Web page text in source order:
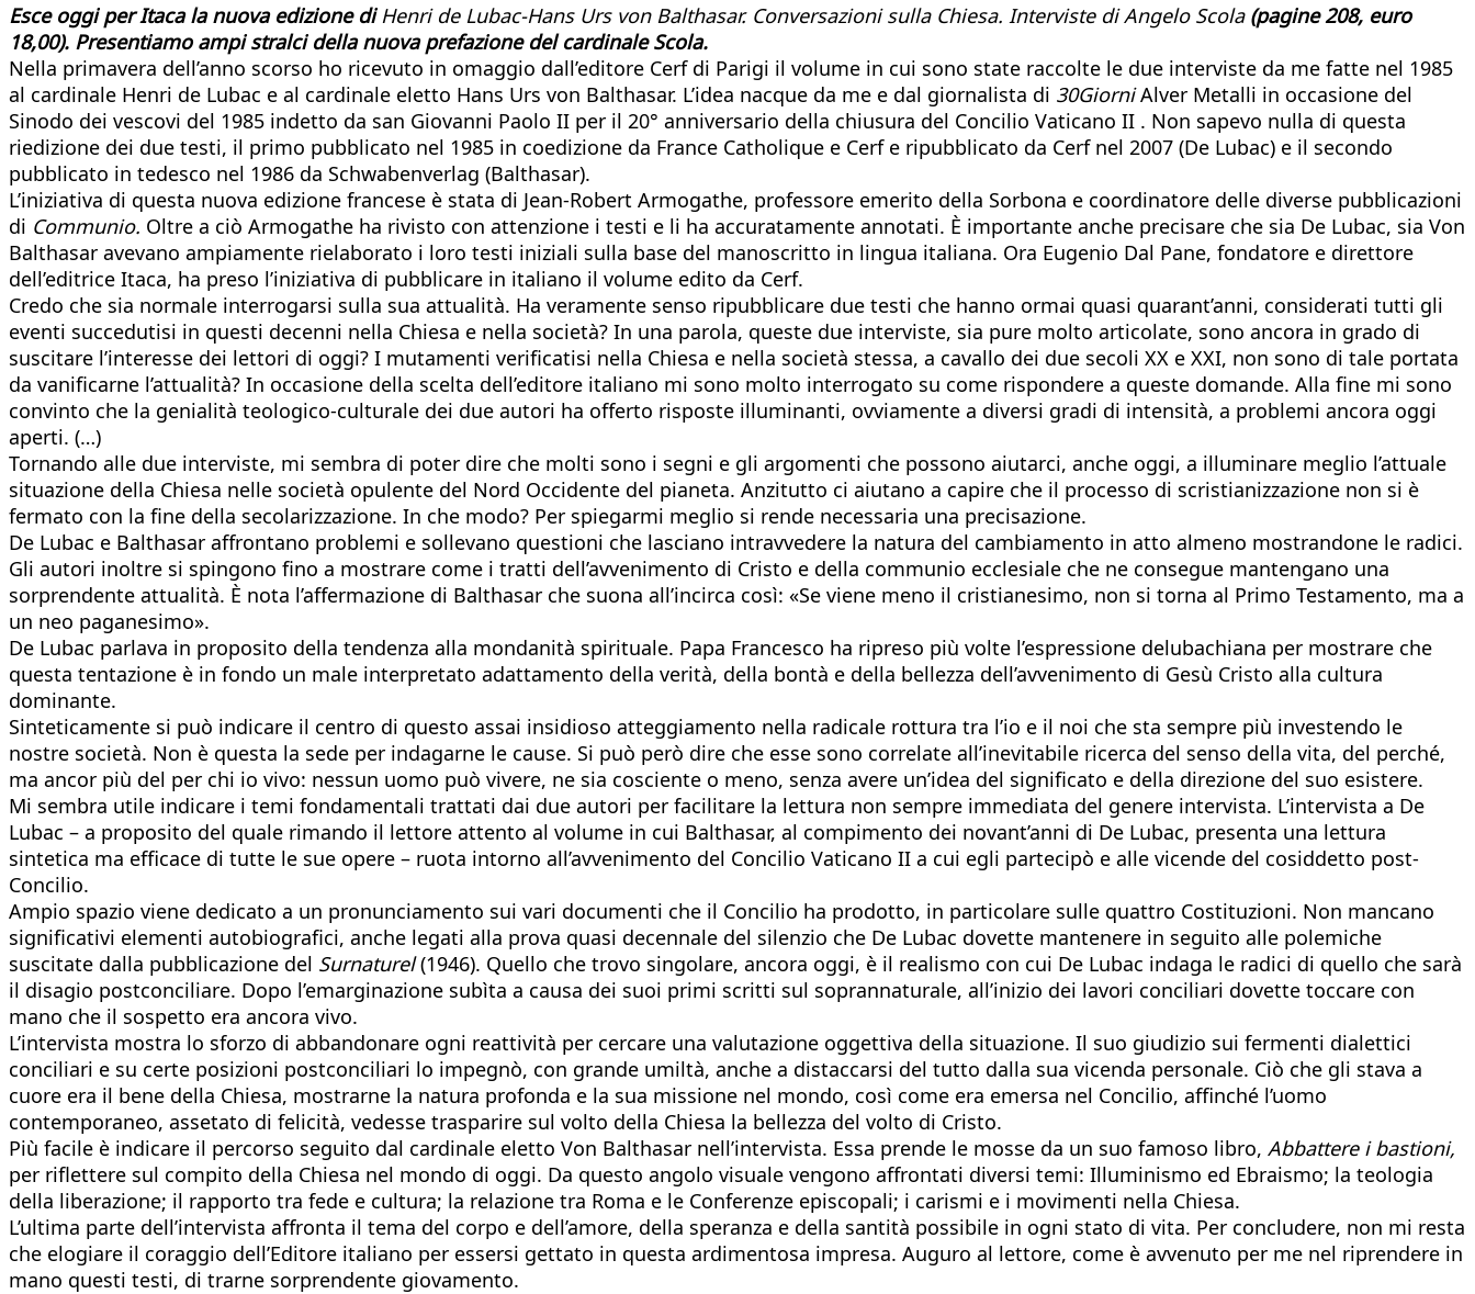
Esce oggi per Itaca la nuova edizione di Henri de Lubac-Hans Urs von Balthasar. Conversazioni sulla Chiesa. Interviste di Angelo Scola (pagine 208, euro
18,00). Presentiamo ampi stralci della nuova prefazione del cardinale Scola.
Nella primavera dell’anno scorso ho ricevuto in omaggio dall’editore Cerf di Parigi il volume in cui sono state raccolte le due interviste da me fatte nel 1985
al cardinale Henri de Lubac e al cardinale eletto Hans Urs von Balthasar. L’idea nacque da me e dal giornalista di 30GiorniAlver Metalli in occasione del
Sinodo dei vescovi del 1985 indetto da san Giovanni Paolo II per il 20° anniversario della chiusura del Concilio Vaticano II . Non sapevo nulla di questa
riedizione dei due testi, il primo pubblicato nel 1985 in coedizione da France Catholique e Cerf e ripubblicato da Cerf nel 2007 (De Lubac) e il secondo
pubblicato in tedesco nel 1986 da Schwabenverlag (Balthasar).
L’iniziativa di questa nuova edizione francese è stata di Jean-Robert Armogathe, professore emerito della Sorbona e coordinatore delle diverse pubblicazioni
di Communio. Oltre a ciò Armogathe ha rivisto con attenzione i testi e li ha accuratamente annotati. È importante anche precisare che sia De Lubac, sia Von
Balthasar avevano ampiamente rielaborato i loro testi iniziali sulla base del manoscritto in lingua italiana. Ora Eugenio Dal Pane, fondatore e direttore
dell’editrice Itaca, ha preso l’iniziativa di pubblicare in italiano il volume edito da Cerf.
Credo che sia normale interrogarsi sulla sua attualità. Ha veramente senso ripubblicare due testi che hanno ormai quasi quarant’anni, considerati tutti gli
eventi succedutisi in questi decenni nella Chiesa e nella società? In una parola, queste due interviste, sia pure molto articolate, sono ancora in grado di
suscitare l’interesse dei lettori di oggi? I mutamenti verificatisi nella Chiesa e nella società stessa, a cavallo dei due secoli XX e XXI, non sono di tale portata
da vanificarne l’attualità? In occasione della scelta dell’editore italiano mi sono molto interrogato su come rispondere a queste domande. Alla fine mi sono
convinto che la genialità teologico-culturale dei due autori ha offerto risposte illuminanti, ovviamente a diversi gradi di intensità, a problemi ancora oggi
aperti. (…)
Tornando alle due interviste, mi sembra di poter dire che molti sono i segni e gli argomenti che possono aiutarci, anche oggi, a illuminare meglio l’attuale
situazione della Chiesa nelle società opulente del Nord Occidente del pianeta. Anzitutto ci aiutano a capire che il processo di scristianizzazione non si è
fermato con la fine della secolarizzazione. In che modo? Per spiegarmi meglio si rende necessaria una precisazione.
De Lubac e Balthasar affrontano problemi e sollevano questioni che lasciano intravvedere la natura del cambiamento in atto almeno mostrandone le radici.
Gli autori inoltre si spingono fino a mostrare come i tratti dell’avvenimento di Cristo e della communio ecclesiale che ne consegue mantengano una
sorprendente attualità. È nota l’affermazione di Balthasar che suona all’incirca così: «Se viene meno il cristianesimo, non si torna al Primo Testamento, ma a
un neo paganesimo».
De Lubac parlava in proposito della tendenza alla mondanità spirituale. Papa Francesco ha ripreso più volte l’espressione delubachiana per mostrare che
questa tentazione è in fondo un male interpretato adattamento della verità, della bontà e della bellezza dell’avvenimento di Gesù Cristo alla cultura
dominante.
Sinteticamente si può indicare il centro di questo assai insidioso atteggiamento nella radicale rottura tra l’io e il noi che sta sempre più investendo le
nostre società. Non è questa la sede per indagarne le cause. Si può però dire che esse sono correlate all’inevitabile ricerca del senso della vita, del perché,
ma ancor più del per chi io vivo: nessun uomo può vivere, ne sia cosciente o meno, senza avere un’idea del significato e della direzione del suo esistere.
Mi sembra utile indicare i temi fondamentali trattati dai due autori per facilitare la lettura non sempre immediata del genere intervista. L’intervista a De
Lubac – a proposito del quale rimando il lettore attento al volume in cui Balthasar, al compimento dei novant’anni di De Lubac, presenta una lettura
sintetica ma efficace di tutte le sue opere – ruota intorno all’avvenimento del Concilio Vaticano II a cui egli partecipò e alle vicende del cosiddetto post-
Concilio.
Ampio spazio viene dedicato a un pronunciamento sui vari documenti che il Concilio ha prodotto, in particolare sulle quattro Costituzioni. Non mancano
significativi elementi autobiografici, anche legati alla prova quasi decennale del silenzio che De Lubac dovette mantenere in seguito alle polemiche
suscitate dalla pubblicazione del Surnaturel(1946). Quello che trovo singolare, ancora oggi, è il realismo con cui De Lubac indaga le radici di quello che sarà
il disagio postconciliare. Dopo l’emarginazione subìta a causa dei suoi primi scritti sul soprannaturale, all’inizio dei lavori conciliari dovette toccare con
mano che il sospetto era ancora vivo.
L’intervista mostra lo sforzo di abbandonare ogni reattività per cercare una valutazione oggettiva della situazione. Il suo giudizio sui fermenti dialettici
conciliari e su certe posizioni postconciliari lo impegnò, con grande umiltà, anche a distaccarsi del tutto dalla sua vicenda personale. Ciò che gli stava a
cuore era il bene della Chiesa, mostrarne la natura profonda e la sua missione nel mondo, così come era emersa nel Concilio, affinché l’uomo
contemporaneo, assetato di felicità, vedesse trasparire sul volto della Chiesa la bellezza del volto di Cristo.
Più facile è indicare il percorso seguito dal cardinale eletto Von Balthasar nell’intervista. Essa prende le mosse da un suo famoso libro, Abbattere i bastioni,
per riflettere sul compito della Chiesa nel mondo di oggi. Da questo angolo visuale vengono affrontati diversi temi: Illuminismo ed Ebraismo; la teologia
della liberazione; il rapporto tra fede e cultura; la relazione tra Roma e le Conferenze episcopali; i carismi e i movimenti nella Chiesa.
L’ultima parte dell’intervista affronta il tema del corpo e dell’amore, della speranza e della santità possibile in ogni stato di vita. Per concludere, non mi resta
che elogiare il coraggio dell’Editore italiano per essersi gettato in questa ardimentosa impresa. Auguro al lettore, come è avvenuto per me nel riprendere in
mano questi testi, di trarne sorprendente giovamento.